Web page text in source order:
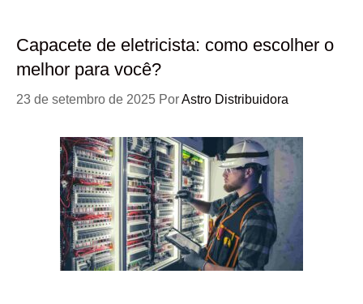
Capacete de eletricista: como escolher o
melhor para você?
23 de setembro de 2025 PorAstro Distribuidora